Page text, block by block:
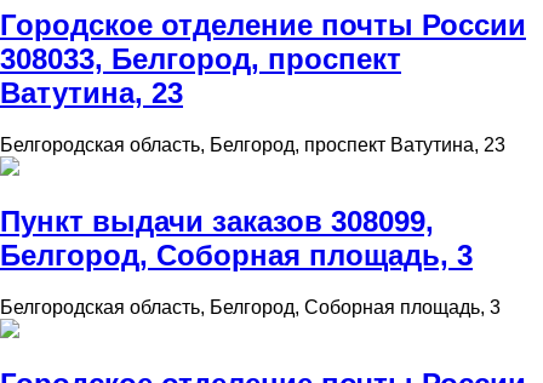
Городское отделение почты России
308033, Белгород, проспект
Ватутина, 23
Белгородская область, Белгород, проспект Ватутина, 23
Пункт выдачи заказов 308099,
Белгород, Соборная площадь, 3
Белгородская область, Белгород, Соборная площадь, 3